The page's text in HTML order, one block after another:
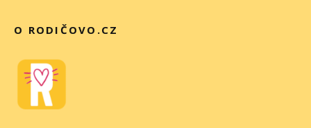
O RODIČOVO.CZ